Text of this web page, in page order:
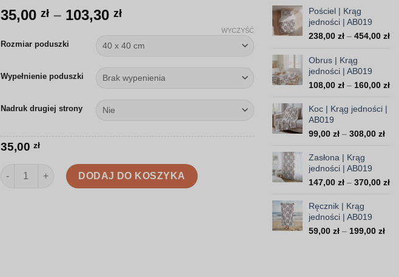
35,00 zł – 103,30 złZakres
od
35,00 zł
do
103,30 zł
Rozmiar poduszki
Wypełnienie poduszki
Nadruk drugiej strony
WYCZYŚĆ
35,00 zł
ilość Poduszka | Krąg jedności | AB019
DODAJ DO KOSZYKA
Pościel | Krąg
jedności | AB019
238,00 zł – 454,00 zł
Obrus | Krąg
jedności | AB019
108,00 zł – 160,00 zł
Koc | Krąg jedności |
AB019
99,00 zł – 308,00 zł
do
Zasłona | Krąg
jedności | AB019
147,00 zł – 370,00 zł
Ręcznik | Krąg
jedności | AB019
59,00 zł – 199,00 zł